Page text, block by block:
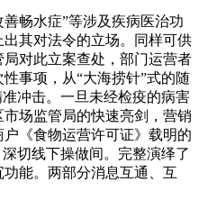
畅水症”等涉及疾病医治功
其对法令的立场。同样可供
对此立案查处，部门运营者
事项，从“大海捞针”式的随
冲击。一旦未经检疫的病害
场监管局的快速亮剑，营销
《食物运营许可证》载明的
切线下操做间。完整演绎了
能。两部分消息互通、互